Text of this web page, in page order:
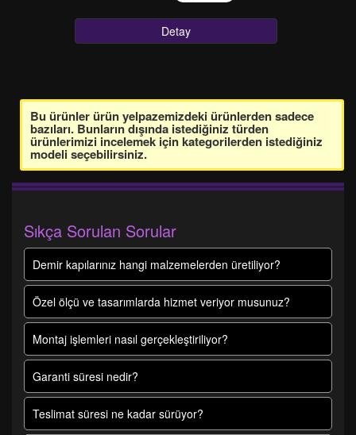
Detay
Bu ürünler ürün yelpazemizdeki ürünlerden sadece
bazıları. Bunların dışında istediğiniz türden
ürünlerimizi incelemek için kategorilerden istediğiniz
modeli seçebilirsiniz.
Sıkça Sorulan Sorular
Demir kapılarınız hangi malzemelerden üretiliyor?
Özel ölçü ve tasarımlarda hizmet veriyor musunuz?
Montaj işlemleri nasıl gerçekleştiriliyor?
Garanti süresi nedir?
Teslimat süresi ne kadar sürüyor?